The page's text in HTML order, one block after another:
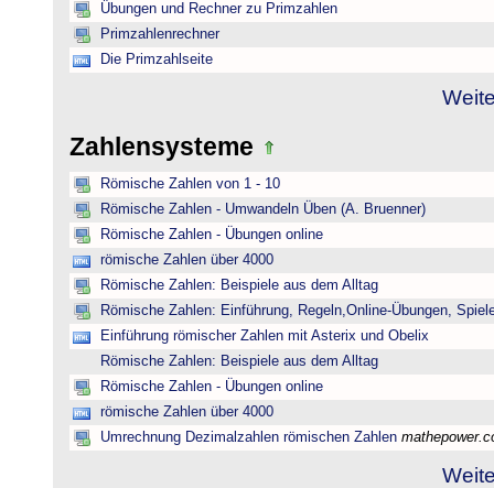
Übungen und Rechner zu Primzahlen
Primzahlenrechner
Die Primzahlseite
Zahlensysteme
Römische Zahlen von 1 - 10
Römische Zahlen - Umwandeln Üben (A. Bruenner)
Römische Zahlen - Übungen online
römische Zahlen über 4000
Römische Zahlen: Beispiele aus dem Alltag
Römische Zahlen: Einführung, Regeln,Online-Übungen,
Einführung römischer Zahlen mit Asterix und Obelix
Römische Zahlen: Beispiele aus dem Alltag
Römische Zahlen - Übungen online
römische Zahlen über 4000
Umrechnung Dezimalzahlen römischen Zahlen